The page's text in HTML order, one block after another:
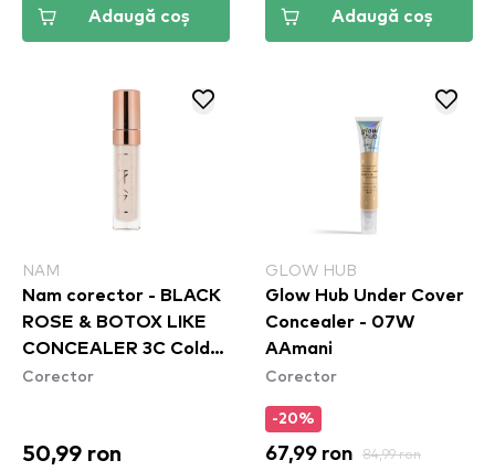
Adaugă coș Adaugă coș
NAM
Nam corector - BLACK
ROSE & BOTOX LIKE
CONCEALER 3C Cold
Nude
Corector
50,99 ron
GLOW HUB
Glow Hub Under Cover
Concealer - 07W
AAmani
Corector
-20%
67,99 ron 84,99 ron